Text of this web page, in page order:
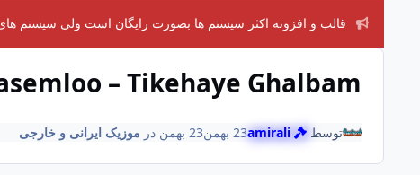
قالب و افزونه اکثر سیستم ها بصورت رایگان است ولی سیستم
– Tikehaye Ghalbam
توسط amirali 23 بهمن 23 بهمن در موزیک ایرانی و خارجی